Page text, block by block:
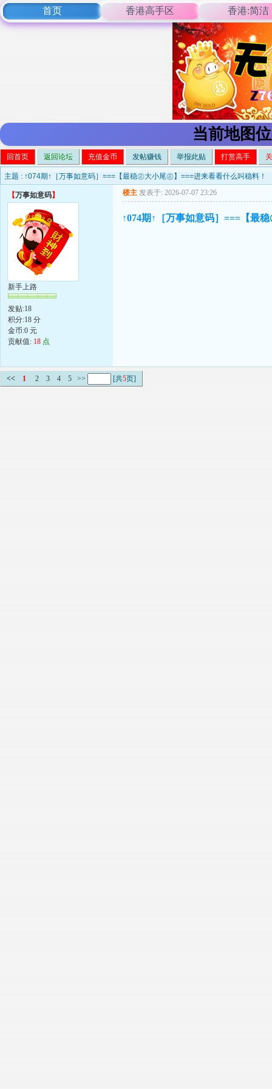
首页 香港高手区 香港:简洁
当前地图
回首页 返回论坛 充值金币 发帖赚钱 举报此贴 打赏高手
主题 : ↑074期↑［万事如意码］===【最稳㊣大小尾㊣】===进来看看什么叫稳料！
【万事如意码】
新手上路
发贴:18
积分:18 分
金币:0 元
贡献值: 18 点
楼主 发表于: 2026-07-07 23:26
↑074期↑［万事如意码］===【最
<< 1 2 3 4 5 >> [共5页]